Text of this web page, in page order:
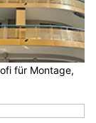
für Montage,